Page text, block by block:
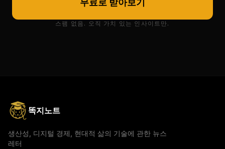
무료로 받아보기
스팸 없음. 오직 가치 있는 인사이트만.
똑지노트
생산성, 디지털 경제, 현대적 삶의 기술에 관한 뉴스
레터